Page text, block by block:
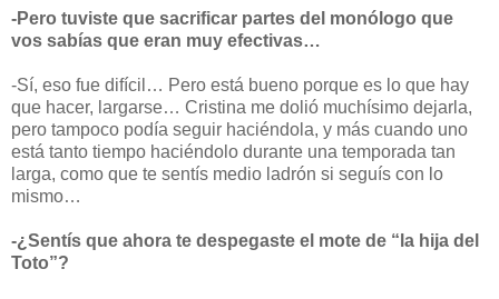
-Pero tuviste que sacrificar partes del monólogo que
vos sabías que eran muy efectivas…
-Sí, eso fue difícil… Pero está bueno porque es lo que hay
que hacer, largarse… Cristina me dolió muchísimo dejarla,
pero tampoco podía seguir haciéndola, y más cuando uno
está tanto tiempo haciéndolo durante una temporada tan
larga, como que te sentís medio ladrón si seguís con lo
mismo…
-¿Sentís que ahora te despegaste el mote de “la hija del
Toto”?